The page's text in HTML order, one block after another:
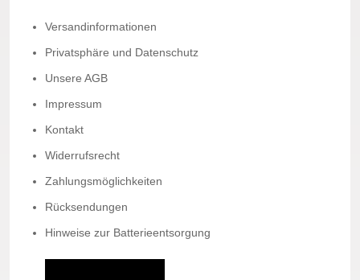
Versandinformationen
Privatsphäre und Datenschutz
Unsere AGB
Impressum
Kontakt
Widerrufsrecht
Zahlungsmöglichkeiten
Rücksendungen
Hinweise zur Batterieentsorgung